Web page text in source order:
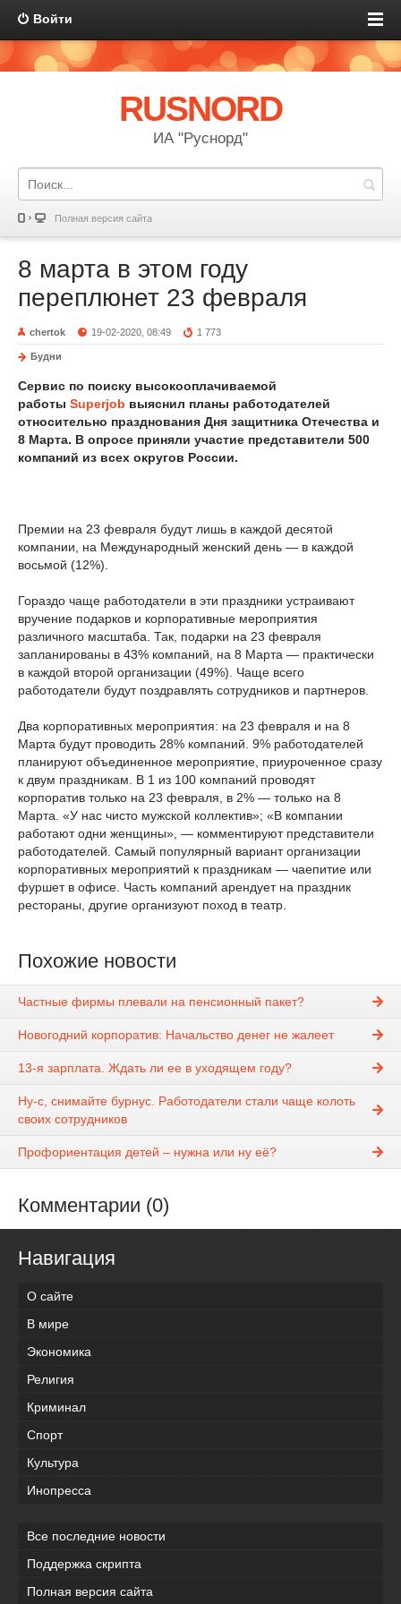
Войти
RUSNORD
ИА "Руснорд"
Полная версия сайта
8 марта в этом году
переплюнет 23 февраля
chertok 19-02-2020, 08:49 1 773
Будни
Сервис по поиску высокооплачиваемой
работы Superjob выяснил планы работодателей
относительно празднования Дня защитника Отечества и
8 Марта. В опросе приняли участие представители 500
компаний из всех округов России.
Премии на 23 февраля будут лишь в каждой десятой
компании, на Международный женский день — в каждой
восьмой (12%).
Гораздо чаще работодатели в эти праздники устраивают
вручение подарков и корпоративные мероприятия
различного масштаба. Так, подарки на 23 февраля
запланированы в 43% компаний, на 8 Марта — практически
в каждой второй организации (49%). Чаще всего
работодатели будут поздравлять сотрудников и партнеров.
Два корпоративных мероприятия: на 23 февраля и на 8
Марта будут проводить 28% компаний. 9% работодателей
планируют объединенное мероприятие, приуроченное сразу
к двум праздникам. В 1 из 100 компаний проводят
корпоратив только на 23 февраля, в 2% — только на 8
Марта. «У нас чисто мужской коллектив»; «В компании
работают одни женщины», — комментируют представители
работодателей. Самый популярный вариант организации
корпоративных мероприятий к праздникам — чаепитие или
фуршет в офисе. Часть компаний арендует на праздник
рестораны, другие организуют поход в театр.
Похожие новости
Частные фирмы плевали на пенсионный пакет?
Новогодний корпоратив: Начальство денег не жалеет
13-я зарплата. Ждать ли ее в уходящем году?
Ну-с, снимайте бурнус. Работодатели стали чаще колоть
своих сотрудников
Профориентация детей – нужна или ну её?
Комментарии (0)
Навигация
О сайте
В мире
Экономика
Религия
Криминал
Спорт
Культура
Инопресса
Все последние новости
Поддержка скрипта
Полная версия сайта